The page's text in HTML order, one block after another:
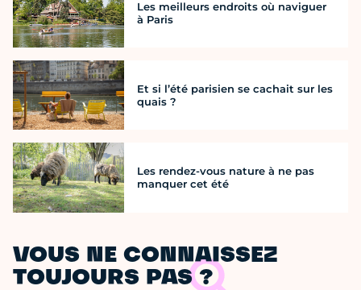
Les meilleurs endroits où naviguer
à Paris
Et si l’été parisien se cachait sur les
quais ?
Les rendez-vous nature à ne pas
manquer cet été
VOUS NE CONNAISSEZ
TOUJOURS PAS ?